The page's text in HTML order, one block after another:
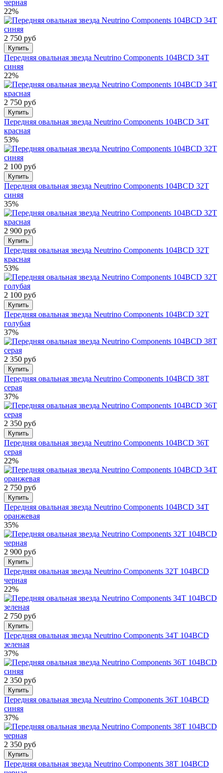
черная
22%
2 750 руб
Купить
Передняя овальная звезда Neutrino Components 104BCD 34T
синяя
22%
2 750 руб
Купить
Передняя овальная звезда Neutrino Components 104BCD 34T
красная
53%
2 100 руб
Купить
Передняя овальная звезда Neutrino Components 104BCD 32T
синяя
35%
2 900 руб
Купить
Передняя овальная звезда Neutrino Components 104BCD 32T
красная
53%
2 100 руб
Купить
Передняя овальная звезда Neutrino Components 104BCD 32T
голубая
37%
2 350 руб
Купить
Передняя овальная звезда Neutrino Components 104BCD 38T
серая
37%
2 350 руб
Купить
Передняя овальная звезда Neutrino Components 104BCD 36T
серая
22%
2 750 руб
Купить
Передняя овальная звезда Neutrino Components 104BCD 34T
оранжевая
35%
2 900 руб
Купить
Передняя овальная звезда Neutrino Components 32T 104BCD
черная
22%
2 750 руб
Купить
Передняя овальная звезда Neutrino Components 34T 104BCD
зеленая
37%
2 350 руб
Купить
Передняя овальная звезда Neutrino Components 36T 104BCD
синяя
37%
2 350 руб
Купить
Передняя овальная звезда Neutrino Components 38T 104BCD